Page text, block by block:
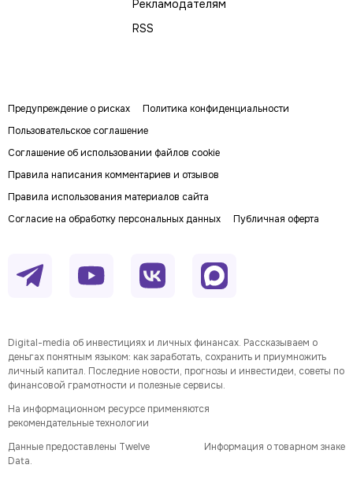
Рекламодателям
RSS
Предупреждение о рисках
Политика конфиденциальности
Пользовательское соглашение
Соглашение об использовании файлов cookie
Правила написания комментариев и отзывов
Правила использования материалов сайта
Согласие на обработку персональных данных
Публичная оферта
Digital-media об инвестициях и личных финансах. Рассказываем о
деньгах понятным языком: как заработать, сохранить и приумножить
личный капитал. Последние новости, прогнозы и инвестидеи, советы по
финансовой грамотности и полезные сервисы.
На информационном ресурсе применяются
рекомендательные технологии
Данные предоставлены Twelve
Data.
Информация о товарном знаке